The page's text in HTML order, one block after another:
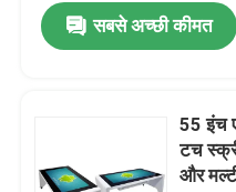
सबसे अच्छी कीमत
55 इंच
टच
और